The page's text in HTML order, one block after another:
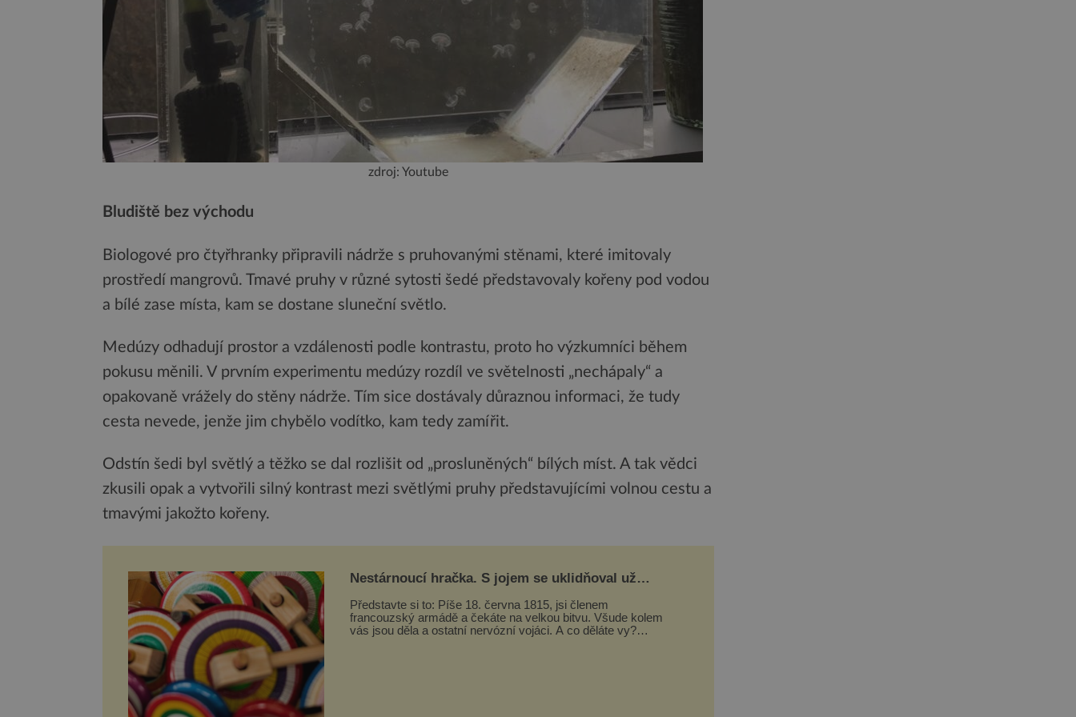
zdroj: Youtube
Bludiště bez východu
Biologové pro čtyřhranky připravili nádrže s pruhovanými stěnami, které imitovaly
prostředí mangrovů. Tmavé pruhy v různé sytosti šedé představovaly kořeny pod vodou
a bílé zase místa, kam se dostane sluneční světlo.
Medúzy odhadují prostor a vzdálenosti podle kontrastu, proto ho výzkumníci během
pokusu měnili. V prvním experimentu medúzy rozdíl ve světelnosti „nechápaly“ a
opakovaně vrážely do stěny nádrže. Tím sice dostávaly důraznou informaci, že tudy
cesta nevede, jenže jim chybělo vodítko, kam tedy zamířit.
Odstín šedi byl světlý a těžko se dal rozlišit od „prosluněných“ bílých míst. A tak vědci
zkusili opak a vytvořili silný kontrast mezi světlými pruhy představujícími volnou cestu a
tmavými jakožto kořeny.
Nestárnoucí hračka. S jojem se uklidňoval už
Představte si to: Píše 18. června 1815, jsi členem
francouzský armádě a čekáte na velkou bitvu. Všude kolem
vás jsou děla a ostatní nervózní vojáci. A co děláte vy?